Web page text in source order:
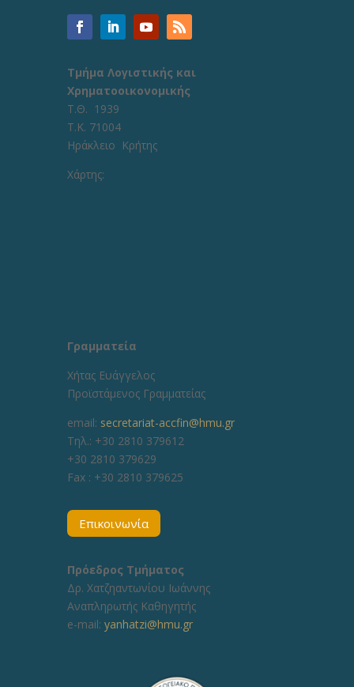
Τμήμα Λογιστικής και
Χρηματοοικονομικής
Τ.Θ. 1939
Τ.Κ. 71004
Ηράκλειο Κρήτης
Χάρτης:
Γραμματεία
Χήτας Ευάγγελος
Προϊστάμενος Γραμματείας
email: secretariat-accfin@hmu.gr
Τηλ.: +30 2810 379612
+30 2810 379629
Fax : +30 2810 379625
Επικοινωνία
Πρόεδρος Τμήματος
Δρ. Χατζηαντωνίου Ιωάννης
Αναπληρωτής Καθηγητής
e-mail: yanhatzi@hmu.gr